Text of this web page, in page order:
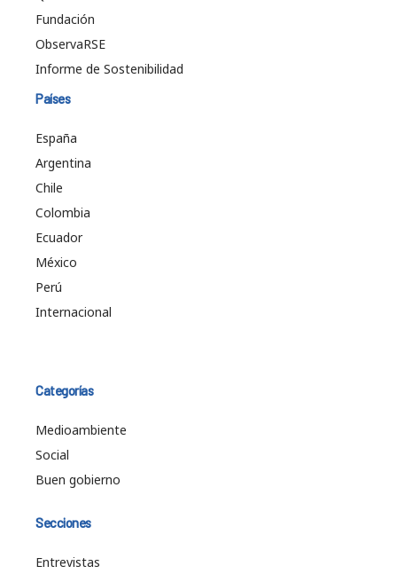
Fundación
ObservaRSE
Informe de Sostenibilidad
Países
España
Argentina
Chile
Colombia
Ecuador
México
Perú
Internacional
Categorías
Medioambiente
Social
Buen gobierno
Secciones
Entrevistas